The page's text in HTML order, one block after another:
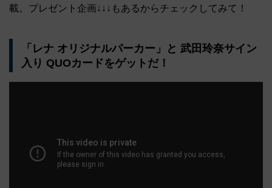
載。プレゼント企画↓↓↓もあるからチェックしてみて！
「レナ オリジナルパーカー」と 武田玲奈サイン
入り QUOカードをゲットだ！